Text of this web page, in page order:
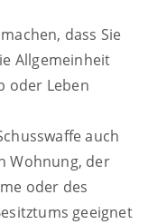
dass Sie
Allgemeinheit
oder Leben
auch
Wohnung, der
oder des
geeignet